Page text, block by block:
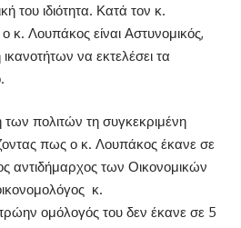
του ιδιότητα. Κατά τον κ.
κ. Λουπάκος είναι Αστυνομικός,
να εκτελέσει τα
πολιτών τη συγκεκριμένη
πως ο κ. Λουπάκος έκανε σε
αντιδήμαρχος των Οικονομικών
κ.
ομόλογός του δεν έκανε σε 5